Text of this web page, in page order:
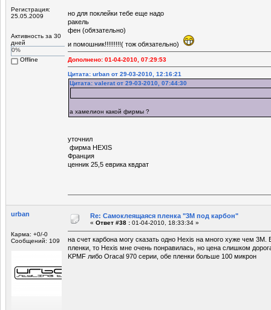
Регистрация:
25.05.2009
Активность за 30
дней
0%
Offline
но для поклейки тебе еще надо
ракель
фен (обязательно)
и помошник!!!!!!!!!( тож обязательно)
Дополнено: 01-04-2010, 07:29:53
Цитата: urban от 29-03-2010, 12:16:21
Цитата: valerat от 29-03-2010, 07:44:30
а хамелион какой фирмы ?
уточнил
фирма HEXIS
Франция
ценник 25,5 еврика квдрат
urban
Карма: +0/-0
Сообщений: 109
Re: Самоклеящаяся пленка "3М под карбон"
« Ответ #38 : 01-04-2010, 18:33:34 »
на счет карбона могу сказать одно Hexis на много хуже чем 3М.
пленки, то Hexis мне очень понравилась, но цена слишком
KPMF либо Oracal 970 серии, обе пленки больше 100 микрон